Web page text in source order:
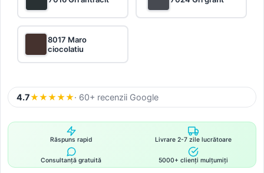
8017 Maro
ciocolatiu
4.7★★★★★· 60+ recenzii Google
Răspuns rapid Livrare 2-7 zile lucrătoare
Consultanță gratuită 5000+ clienți mulțumiți